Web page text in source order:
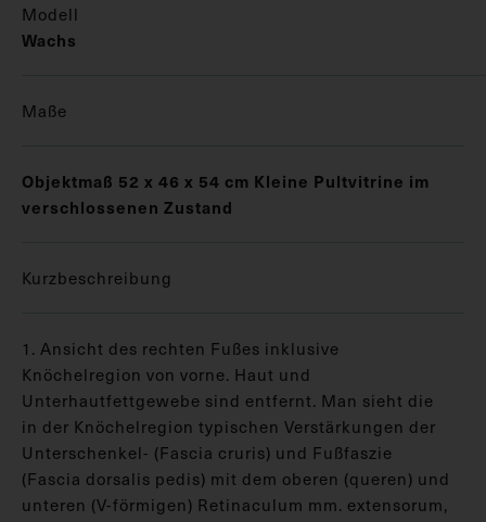
Modell
Wachs
Maße
Objektmaß 52 x 46 x 54 cm Kleine Pultvitrine im
verschlossenen Zustand
Kurzbeschreibung
1. Ansicht des rechten Fußes inklusive
Knöchelregion von vorne. Haut und
Unterhautfettgewebe sind entfernt. Man sieht die
in der Knöchelregion typischen Verstärkungen der
Unterschenkel- (Fascia cruris) und Fußfaszie
(Fascia dorsalis pedis) mit dem oberen (queren) und
unteren (V-förmigen) Retinaculum mm. extensorum,